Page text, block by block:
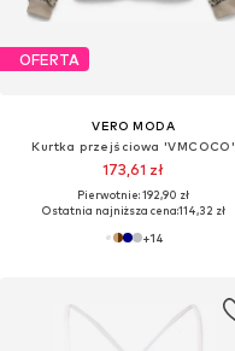
OFERTA
VERO MODA
Kurtka przejściowa 'VMCOCO'
173,61 zł
Pierwotnie: 192,90 zł
Ostatnia najniższa cena:114,32 zł
+14